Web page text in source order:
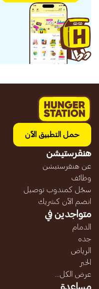
حمل التطبيق الآن
هنقرستيشن
عن هنقرستيشن
وظائف
سجّل كمندوب توصيل
انضم الآن كشريك
متواجدين في
الدمام
جده
الرياض
الخبر
عرض الكل...